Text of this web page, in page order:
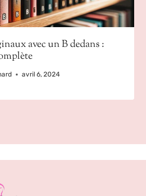
avec un B dedans :
avril 6, 2024